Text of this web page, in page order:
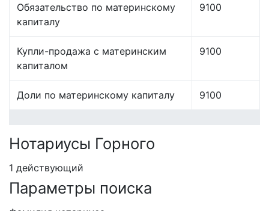
Обязательство по материнскому
капиталу
9100
Купли-продажа с материнским
капиталом
9100
Доли по материнскому капиталу 9100
Нотариусы Горного
1 действующий
Параметры поиска